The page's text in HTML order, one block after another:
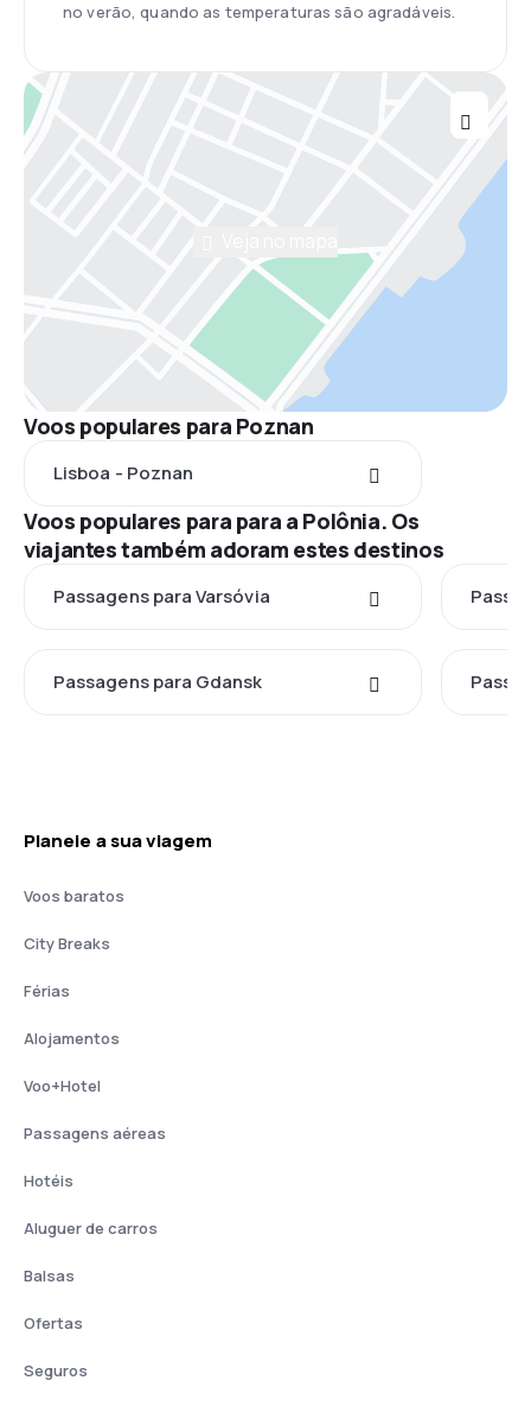
no verão, quando as temperaturas são agradáveis.
Voos populares para Poznan
Lisboa - Poznan
Voos populares para para a Polônia. Os
viajantes também adoram estes destinos
Passagens para Varsóvia
Passagens para Gdansk
Planeie a sua viagem
Voos baratos
City Breaks
Férias
Alojamentos
Voo+Hotel
Passagens aéreas
Hotéis
Aluguer de carros
Balsas
Ofertas
Seguros